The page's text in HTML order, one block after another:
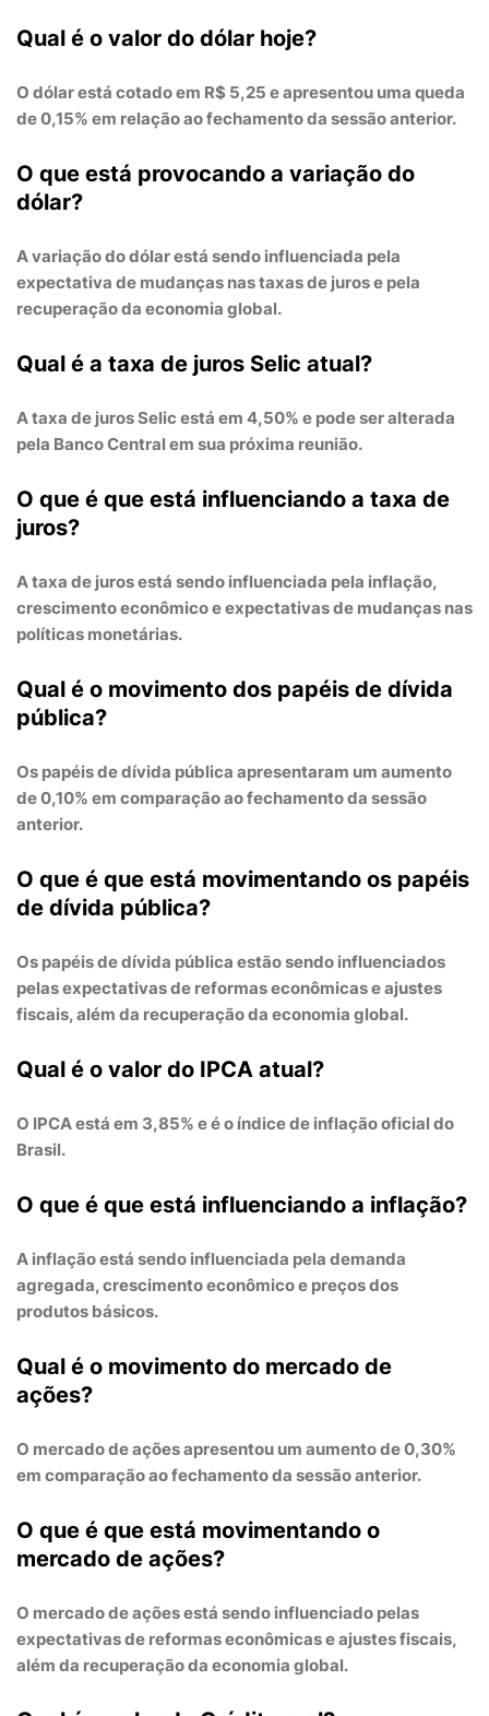
Qual é o valor do dólar hoje?
O dólarestá cotado em R$ 5,25 e apresentou uma queda
de 0,15% em relação ao fechamento da sessão anterior.
O que está provocando a variação do
dólar?
A variação do dólar está sendo influenciada pela
expectativa de mudanças nas taxas de jurose pela
recuperação da economia global.
Qual é a taxa de juros Selic atual?
A taxa de juros Selic está em 4,50% e pode ser alterada
pela Banco Centralem sua próxima reunião.
O que é que está influenciando a taxa de
juros?
A taxa de juros está sendo influenciada pela inflação,
crescimento econômicoeexpectativas de mudanças nas
políticas monetárias.
Qual é o movimento dos papéis de dívida
pública?
Os papéis de dívida pública apresentaram um aumento
de 0,10% em comparação ao fechamento da sessão
anterior.
O que é que está movimentando os papéis
de dívida pública?
Os papéis de dívida pública estão sendo influenciados
pelasexpectativas de reformas econômicaseajustes
fiscais, além da recuperação da economia global.
Qual é o valor do IPCA atual?
O IPCAestá em 3,85% e é o índice de inflação oficialdo
Brasil.
O que é que está influenciando a inflação?
A inflação está sendo influenciada pela demanda
agregada,crescimento econômicoe preços dos
produtos básicos.
Qual é o movimento do mercado de
ações?
O mercado de ações apresentou um aumento de 0,30%
em comparação ao fechamento da sessão anterior.
O que é que está movimentando o
mercado de ações?
O mercado de ações está sendo influenciado pelas
expectativas de reformas econômicaseajustes fiscais,
além da recuperação da economia global.